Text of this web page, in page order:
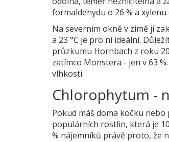
formaldehydu o 26 % a
Na severním okně v zimě ji
a 23 °C je pro ni ideální.
průzkumu Hornbach z roku
zatímco Monstera - jen v 63
vlhkosti.
Chlorophytum -
Pokud máš doma kočku nebo
populárních rostlin, která je
% nájemníků právě proto, že